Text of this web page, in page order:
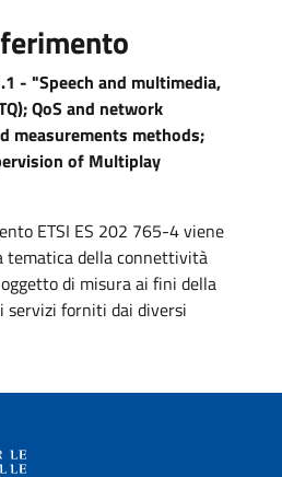
- "Speech and multimedia,
QoS and network
measurements methods;
of Multiplay
ETSI ES 202 765-4 viene
della connettività
di misura ai fini della
servizi forniti dai diversi